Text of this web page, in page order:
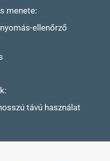
menete:
ellenőrző
távú használat